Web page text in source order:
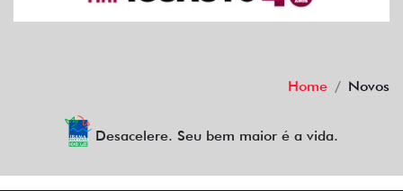
Home Novos
Desacelere. Seu bem maior é a vida.